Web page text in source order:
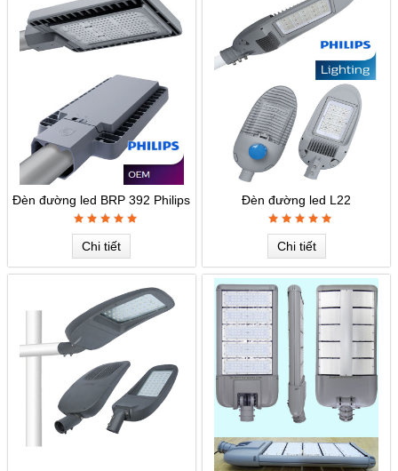
Đèn đường led BRP 392 Philips
Chi tiết
Đèn đường led L22
Chi tiết